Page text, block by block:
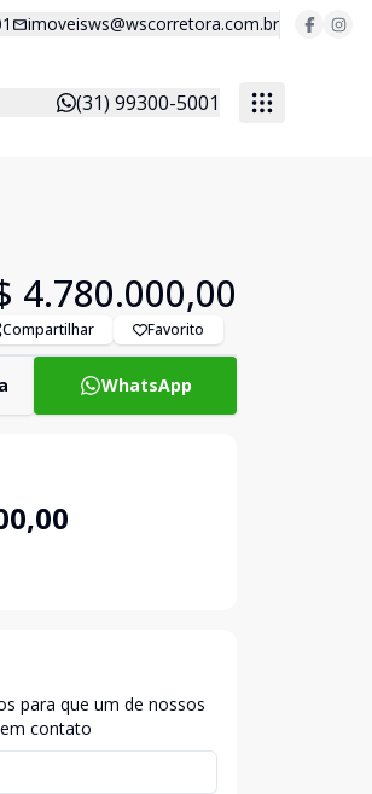
imoveisws@wscorretora.com.br
(31) 99300-5001
4.780.000,00
Compartilhar Favorito
WhatsApp
para que um de nossos
contato